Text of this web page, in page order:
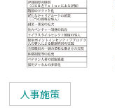
人事施策